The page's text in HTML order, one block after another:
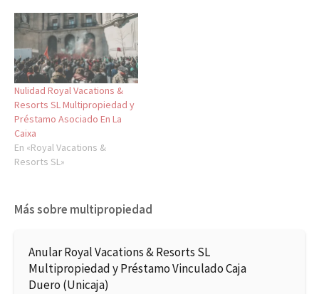
Nulidad Royal Vacations &
Resorts SL Multipropiedad y
Préstamo Asociado En La
Caixa
En «Royal Vacations &
Resorts SL»
Más sobre multipropiedad
Anular Royal Vacations & Resorts SL
Multipropiedad y Préstamo Vinculado Caja
Duero (Unicaja)